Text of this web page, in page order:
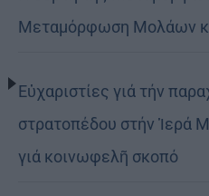
Μεταμόρφωση Μολάων
Εὐχαριστίες γιά τήν
στρατοπέδου στήν Ἱερά
γιά κοινωφελῆ σκοπό